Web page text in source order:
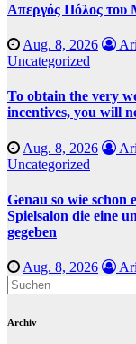
Απεργός Πόλος του
Aug. 8, 2026
Uncategorized
To obtain the very
incentives, you will
Aug. 8, 2026
Uncategorized
Genau so wie schon
Spielsalon die eine
gegeben
Aug. 8, 2026
Archiv